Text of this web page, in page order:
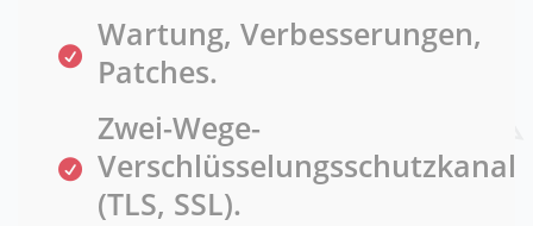
Wartung, Verbesserungen,
Patches.
Zwei-Wege-
Verschlüsselungsschutzkanal
(TLS, SSL).